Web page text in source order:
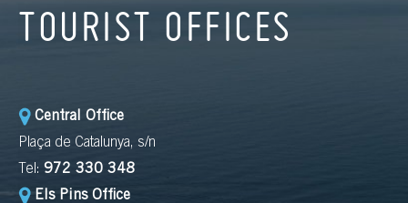
TOURIST OFFICES
Central Office
Plaça de Catalunya, s/n
Tel: 972 330 348
Els Pins Office